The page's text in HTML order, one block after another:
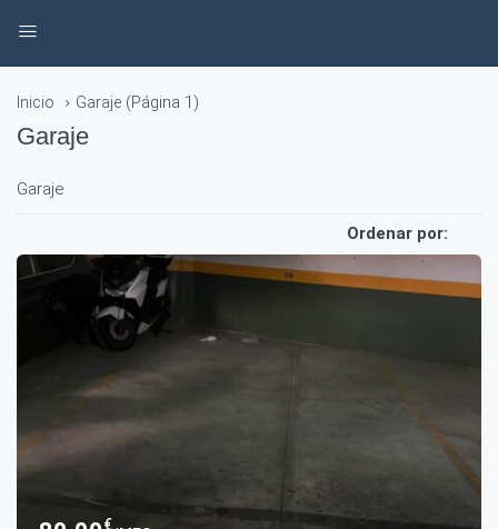
Inicio Garaje (Página 1)
Garaje
Garaje
Ordenar por:
€